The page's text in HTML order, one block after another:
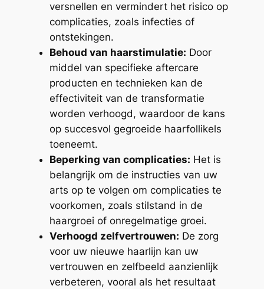
versnellen en vermindert het risico op
complicaties, zoals infecties of
ontstekingen.
Behoud van haarstimulatie: Door
middel van specifieke aftercare
producten en technieken kan de
effectiviteit van de transformatie
worden verhoogd, waardoor de kans
op succesvol gegroeide haarfollikels
toeneemt.
Beperking van complicaties: Het is
belangrijk om de instructies van uw
arts op te volgen om complicaties te
voorkomen, zoals stilstand in de
haargroei of onregelmatige groei.
Verhoogd zelfvertrouwen: De zorg
voor uw nieuwe haarlijn kan uw
vertrouwen en zelfbeeld aanzienlijk
verbeteren, vooral als het resultaat